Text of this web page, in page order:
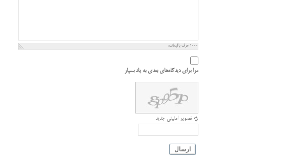
1000 حرف باقیمانده
مرا برای دیدگاه‌های بعدی به یاد بسپار
تصویر امنیتی جدید
ارسال